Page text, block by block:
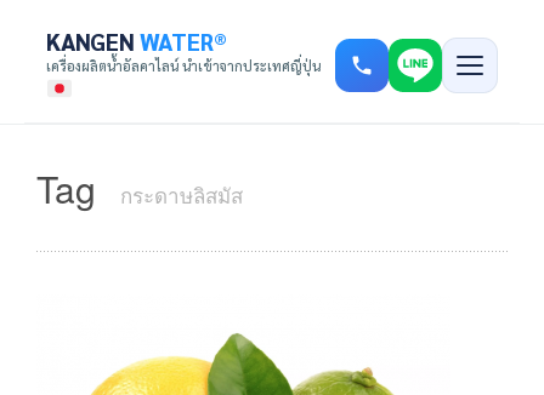
KANGEN WATER®
เครื่องผลิตน้ำอัลคาไลน์ นำเข้าจากประเทศญี่ปุ่น
Tag กระดาษลิสมัส